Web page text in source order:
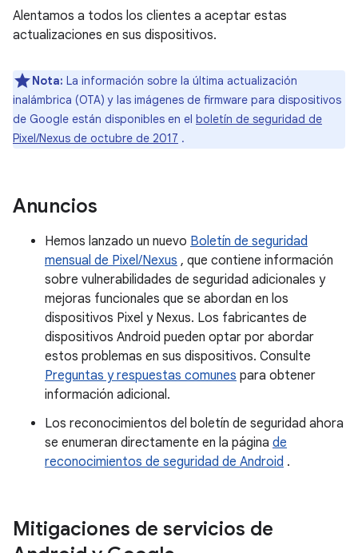
Alentamos a todos los clientes a aceptar estas
actualizaciones en sus dispositivos.
Nota: La información sobre la última actualización
inalámbrica (OTA) y las imágenes de firmware para dispositivos
de Google están disponibles en el boletín de seguridad de
Pixel/Nexus de octubre de 2017 .
Anuncios
Hemos lanzado un nuevo Boletín de seguridad
mensual de Pixel/Nexus , que contiene información
sobre vulnerabilidades de seguridad adicionales y
mejoras funcionales que se abordan en los
dispositivos Pixel y Nexus. Los fabricantes de
dispositivos Android pueden optar por abordar
estos problemas en sus dispositivos. Consulte
Preguntas y respuestas comunes para obtener
información adicional.
Los reconocimientos del boletín de seguridad ahora
se enumeran directamente en la página de
reconocimientos de seguridad de Android .
Mitigaciones de servicios de